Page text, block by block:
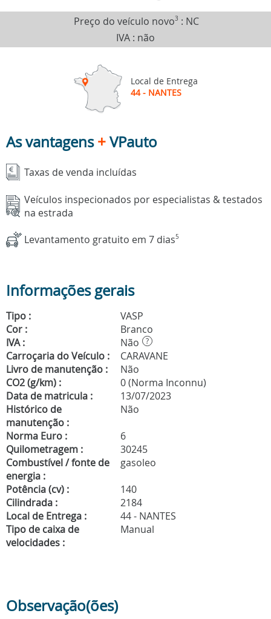
Preço do veículo novo3 : NC
IVA : não
Local de Entrega
44 - NANTES
As vantagens+VPauto
Taxas de venda incluídas
Veículos inspecionados por especialistas & testados
na estrada
Levantamento gratuito em 7 dias5
Informações gerais
Tipo :
VASP
Cor :
Branco
IVA :
Não ?
Carroçaria do Veículo :
CARAVANE
Livro de manutenção :
Não
CO2 (g/km) :
0 (Norma Inconnu)
Data de matricula :
13/07/2023
Histórico de
manutenção :
Não
Norma Euro :
6
Quilometragem :
30245
Combustível / fonte de
energia :
gasoleo
Potência (cv) :
140
Cilindrada :
2184
Local de Entrega :
44 - NANTES
Tipo de caixa de
velocidades :
Manual
Observação(ões)